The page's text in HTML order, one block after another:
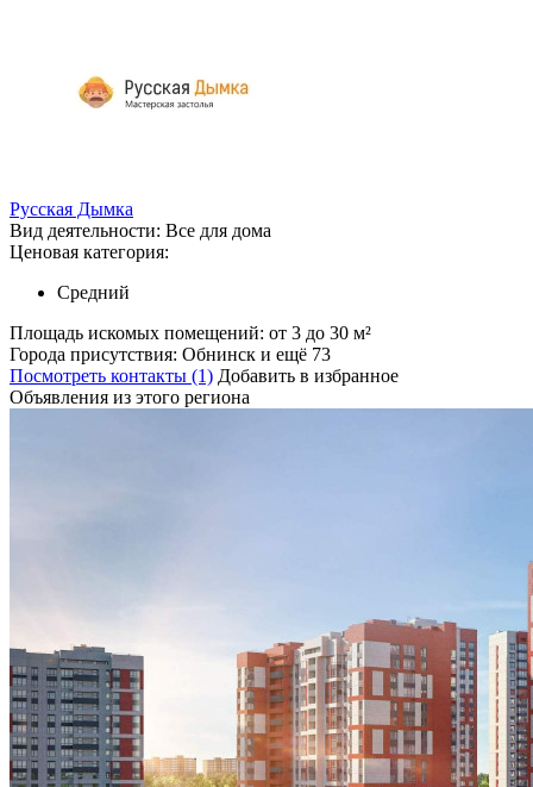
Русская Дымка
Вид деятельности: Все для дома
Ценовая категория:
Средний
Площадь искомых помещений: от 3 до 30 м²
Города присутствия: Обнинск и ещё 73
Посмотреть контакты (1) Добавить в избранное
Объявления из этого региона